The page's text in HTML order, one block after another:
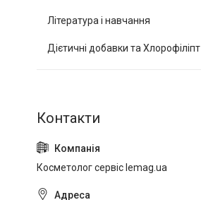
Література і навчання
Дієтичні добавки та Хлорофіліпт
Косметолог сервіс lemag.ua